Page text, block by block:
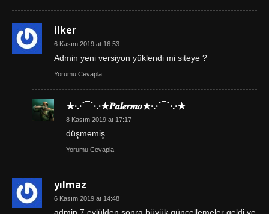
ilker
6 Kasım 2019 at 16:53
Admin yeni versiyon yüklendi mi siteye ?
Yorumu Cevapla
★·.·´¯`·.·★𝑷𝒂𝒍𝒆𝒓𝒎𝒐★·.·´¯`·.·★
8 Kasım 2019 at 17:17
düşmemiş
Yorumu Cevapla
yılmaz
6 Kasım 2019 at 14:48